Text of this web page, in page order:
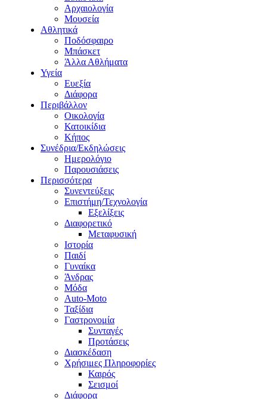
Αρχαιολογία
Μουσεία
Αθλητικά
Ποδόσφαιρο
Μπάσκετ
Άλλα Αθλήματα
Υγεία
Ευεξία
Διάφορα
Περιβάλλον
Οικολογία
Κατοικίδια
Κήπος
Συνέδρια/Εκδηλώσεις
Ημερολόγιο
Παρουσιάσεις
Περισσότερα
Συνεντεύξεις
Επιστήμη/Τεχνολογία
Εξελίξεις
Διαφορετικό
Μεταφυσική
Ιστορία
Παιδί
Γυναίκα
Άνδρας
Μόδα
Auto-Moto
Ταξίδια
Γαστρονομία
Συνταγές
Προτάσεις
Διασκέδαση
Χρήσιμες Πληροφορίες
Καιρός
Σεισμοί
Διάφορα